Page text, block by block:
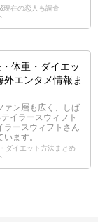
在の恋人も調査 |
体重・ダイエッ
外エンタメ情報ま
ァン層も広く、しば
イラースウィフト
ラースウィフトさん
ます。
ダイエット方法まとめ |